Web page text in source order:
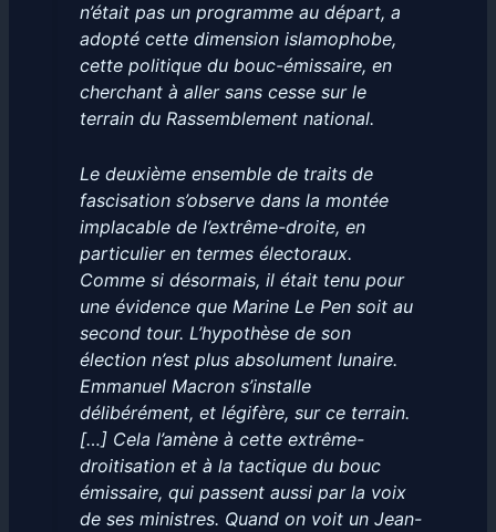
n’était pas un programme au départ, a
adopté cette dimension islamophobe,
cette politique du bouc-émissaire, en
cherchant à aller sans cesse sur le
terrain du Rassemblement national.
Le deuxième ensemble de traits de
fascisation s’observe dans la montée
implacable de l’extrême-droite, en
particulier en termes électoraux.
Comme si désormais, il était tenu pour
une évidence que Marine Le Pen soit au
second tour. L’hypothèse de son
élection n’est plus absolument lunaire.
Emmanuel Macron s’installe
délibérément, et légifère, sur ce terrain.
[…] Cela l’amène à cette extrême-
droitisation et à la tactique du bouc
émissaire, qui passent aussi par la voix
de ses ministres. Quand on voit un Jean-